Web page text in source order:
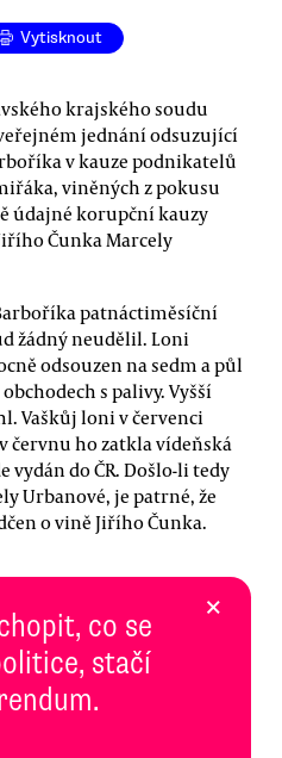
Vytisknout
krajského soudu
jednání odsuzující
v kauze podnikatelů
viněných z pokusu
údajné korupční kauzy
Čunka Marcely
patnáctiměsíční
žádný neudělil. Loni
odsouzen na sedm a půl
s palivy. Vyšší
Vaškůj loni v červenci
červnu ho zatkla vídeňská
vydán do ČR. Došlo-li tedy
Urbanové, je patrné, že
o vině Jiřího Čunka.
co se
stačí
×